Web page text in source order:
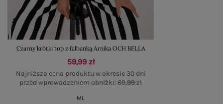
Czarny krótki top z falbanką Arnika OCH BELLA
59,99 zł
Najniższa cena produktu w okresie 30 dni
przed wprowadzeniem obniżki:69,99 zł
ML